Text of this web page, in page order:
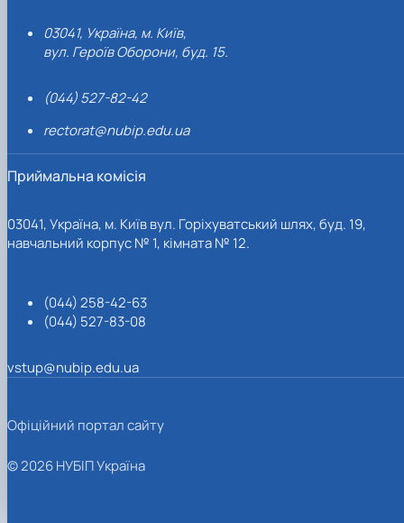
03041, Україна, м. Київ,
вул. Героїв Оборони, буд. 15.
(044) 527-82-42
rectorat@nubip.edu.ua
Приймальна комісія
03041, Україна, м. Київ вул. Горіхуватський шлях, буд. 19,
навчальний корпус № 1, кімната № 12.
(044) 258-42-63
(044) 527-83-08
vstup@nubip.edu.ua
Офіційний портал сайту
© 2026 НУБІП Україна